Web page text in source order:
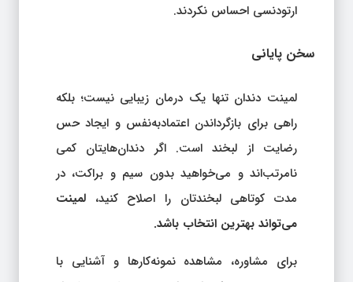
ارتودنسی احساس نکردند.
سخن پایانی
لمینت دندان تنها یک درمان زیبایی نیست؛ بلکه
راهی برای بازگرداندن اعتمادبه‌نفس و ایجاد حس
رضایت از لبخند است. اگر دندان‌هایتان کمی
نامرتب‌اند و می‌خواهید بدون سیم و براکت، در
مدت کوتاهی لبخندتان را اصلاح کنید، لمینت
می‌تواند بهترین انتخاب باشد.
برای مشاوره، مشاهده نمونه‌کارها و آشنایی با